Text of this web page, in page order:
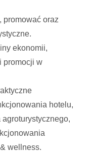
promować oraz
ekonomii,
promocji w
hotelu,
wellness.